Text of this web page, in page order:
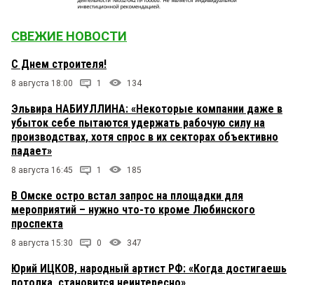
СВЕЖИЕ НОВОСТИ
С Днем строителя!
8 августа 18:00 1 134
Эльвира НАБИУЛЛИНА: «Некоторые компании даже в
убыток себе пытаются удержать рабочую силу на
производствах, хотя спрос в их секторах объективно
падает»
8 августа 16:45 1 185
В Омске остро встал запрос на площадки для
мероприятий – нужно что-то кроме Любинского
проспекта
8 августа 15:30 0 347
Юрий ИЦКОВ, народный артист РФ: «Когда достигаешь